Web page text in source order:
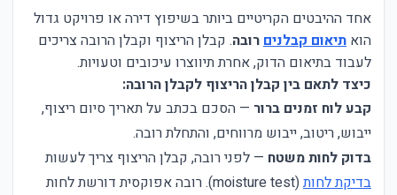
אחד ההיבטים הקריטיים ביותר בשיפוץ דירה או פרויקט גדול
הוא תיאום קבלנים רובה. קבלן הריצוף וקבלן הרובה צריכים
לעבוד בתיאום הדוק, אחרת תיווצרו עיכובים וטעויות.
כיצד לתאם בין קבלן הריצוף לקבלן הרובה:
קבע לוח זמנים ברור — הסכם בכתב על תאריך סיום ריצוף,
ייבוש, ריטוב, ייבוש מרווחים, והתחלת רובה.
בדוק לחות משטח — לפני רובה, קבלן הריצוף צריך לעשות
בדיקת לחות
(moisture test). רובה אפוקסית דורשת לחות